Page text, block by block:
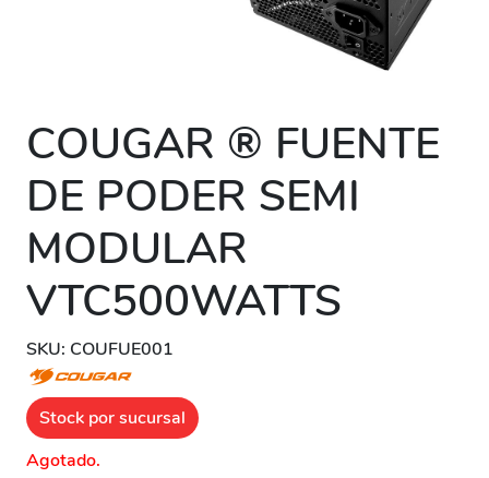
COUGAR ® FUENTE
DE PODER SEMI
MODULAR
VTC500WATTS
SKU: COUFUE001
Stock por sucursal
Agotado.